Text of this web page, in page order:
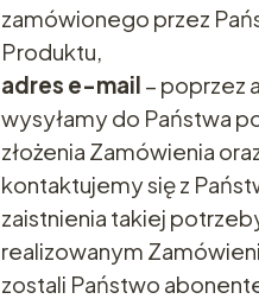
zamówionego przez
Produktu,
adres e-mail – poprzez
wysyłamy do Państwa
złożenia Zamówienia
kontaktujemy się z
zaistnienia takiej
realizowanym
zostali Państwo